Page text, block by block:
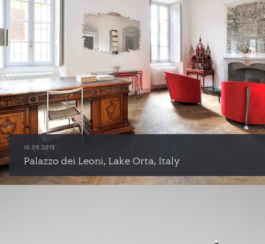
10.05.2013
Palazzo dei Leoni, Lake Orta, Italy